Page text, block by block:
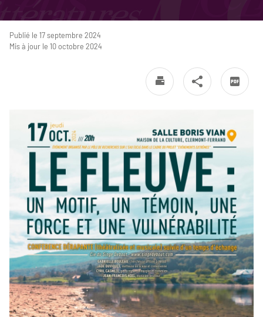
Publié le 17 septembre 2024
Mis à jour le 10 octobre 2024